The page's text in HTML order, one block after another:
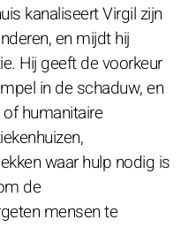
kanaliseert Virgil zijn
en mijdt hij
Hij geeft de voorkeur
in de schaduw, en
humanitaire
waar hulp nodig is
de
mensen te